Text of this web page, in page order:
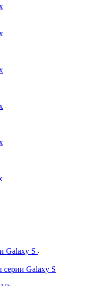
Galaxy S
Galaxy S